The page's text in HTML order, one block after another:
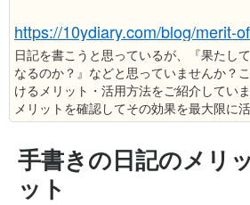
https://10ydiary.com/blog/merit-
日記を書こうと思っているが、『果たし
なるのか？』などと思っていませんか？
けるメリット・活用方法をご紹介してい
メリットを確認してその効果を最大限に
手書きの日記のメリ
ット